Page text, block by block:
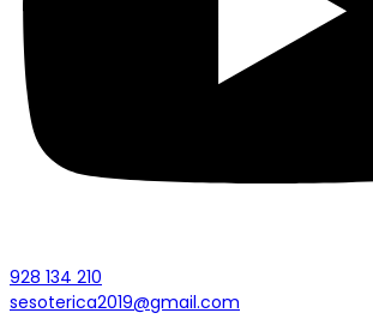
928 134 210
sesoterica2019@gmail.com